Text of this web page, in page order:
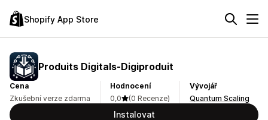
Shopify App Store
Produits Digitals‑Digiproduit
Cena
Zkušební verze zdarma
Hodnocení
0,0
(0 Recenze)
Vývojář
Quantum Scaling
Instalovat